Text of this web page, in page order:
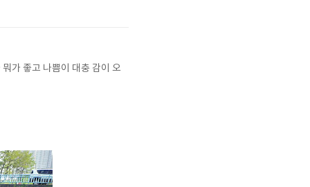
가 좋고 나쁨이 대충 감이 오